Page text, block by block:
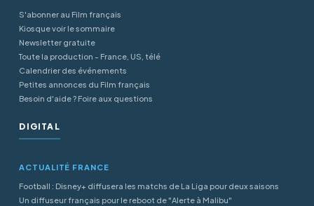
S'abonner au Film français
Kiosque voir le sommaire
Newsletter gratuite
Toute la production - France, US, télé
Calendrier des événements
Petites annonces du Film français
Besoin d'aide ? Foire aux questions
DIGITAL
ACTUALITÉ FRANCE
Football : Disney+ diffusera les matchs de La Liga pour deux saisons
Un diffuseur français pour le reboot de "Alerte à Malibu"